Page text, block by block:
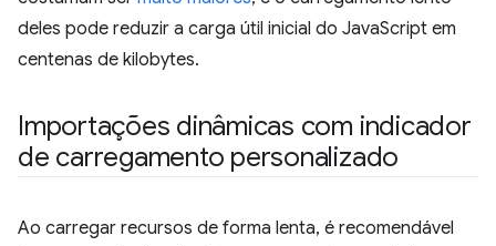
deles pode reduzir a carga útil inicial do JavaScript em
centenas de kilobytes.
Importações dinâmicas com indicador
de carregamento personalizado
Ao carregar recursos de forma lenta, é recomendável